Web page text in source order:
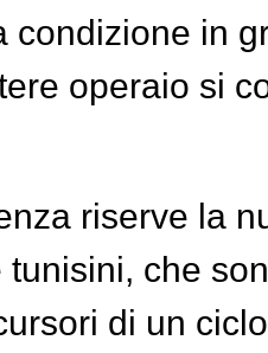
condizione in
operaio si
riserve la
che
di un